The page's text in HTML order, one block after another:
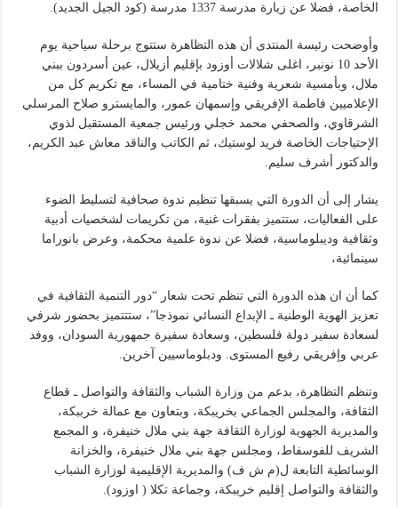
الخاصة، فضلا عن زيارة مدرسة 1337 مدرسة (كود الجيل الجديد).
وأوضحت رئيسة المنتدى أن هذه التظاهرة ستتوج برحلة سياحية يوم
الأحد 10 نونبر، اغلى شلالات أوزود بإقليم أزيلال، عين أسردون ببني
ملال، وبأمسية شعرية وفنية ختامية في المساء، مع تكريم كل من
الإعلاميين فاطمة الإفريقي وإسمهان عمور، والمايسترو صلاح المرسلي
الشرقاوي، والصحفي محمد خجلي ورئيس جمعية المستقبل لذوي
الإحتياجات الخاصة فريد لوستيك، ثم الكاتب والناقد معاش عبد الكريم،
والدكتور أشرف سليم.
يشار إلى أن الدورة التي يسبقها تنظيم ندوة صحافية لتسليط الضوء
على الفعاليات، ستتميز بفقرات غنية، من تكريمات لشخصيات أدبية
وثقافية وديبلوماسية، فضلا عن ندوة علمية محكمة، وعرض بانوراما
سينمائية،
كما أن ان هذه الدورة التي تنظم تحت شعار “دور التنمية الثقافية في
تعزيز الهوية الوطنية ـ الإبداع النسائي نموذجا”، ستتتميز بحضور شرفي
لسعادة سفير دولة فلسطين، وسعادة سفيرة جمهورية السودان، ووفد
عربي وإفريقي رفيع المستوى. ودبلوماسيين آخرين.
وتنظم التظاهرة، بدعم من وزارة الشباب والثقافة والتواصل ـ قطاع
الثقافة، والمجلس الجماعي بخريبكة، وبتعاون مع عمالة خرببكة،
والمديرية الجهوية لوزارة الثقافة جهة بني ملال خنيفرة، و المجمع
الشريف للفوسفاط، ومجلس جهة بني ملال خنيفرة، والخزانة
الوسائطية التابعة ل(م ش ف) والمديرية الإقليمية لوزارة الشباب
والثقافة والتواصل إقليم خريبكة، وجماعة تكلا ( اوزود).